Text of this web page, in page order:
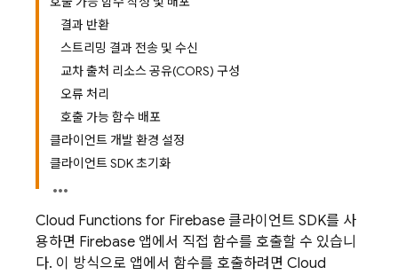
결과 반환
스트리밍 결과 전송 및 수신
교차 출처 리소스 공유(CORS) 구성
오류 처리
호출 가능 함수 배포
클라이언트 개발 환경 설정
클라이언트 SDK 초기화
Cloud Functions for Firebase 클라이언트 SDK를 사
용하면 Firebase 앱에서 직접 함수를 호출할 수 있습니
다. 이 방식으로 앱에서 함수를 호출하려면 Cloud